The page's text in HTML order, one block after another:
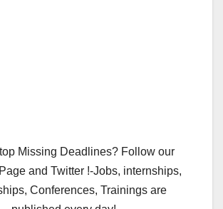
Missing Deadlines? Follow our
and Twitter !-Jobs, internships,
Conferences, Trainings are